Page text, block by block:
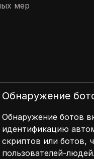
мер
Обнаружение
Обнаружение ботов
идентификацию
скриптов или ботов,
пользователей-